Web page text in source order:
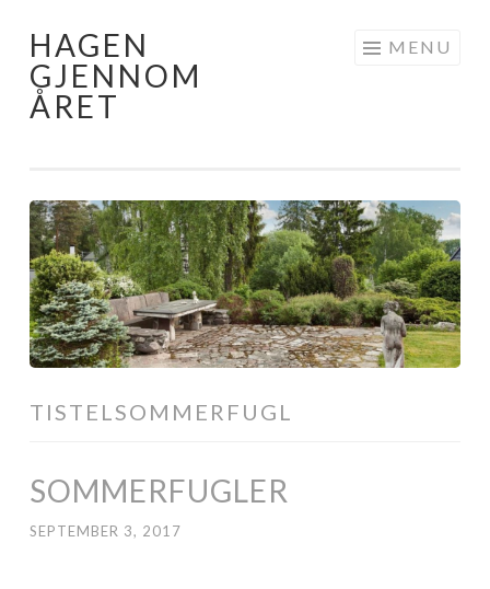
Skip
to
content
HAGEN
GJENNOM
ÅRET
MENU
TISTELSOMMERFUGL
SOMMERFUGLER
SEPTEMBER 3, 2017